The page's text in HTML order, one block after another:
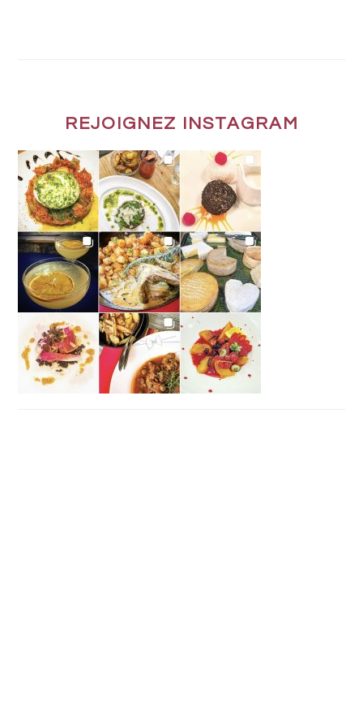
REJOIGNEZ INSTAGRAM